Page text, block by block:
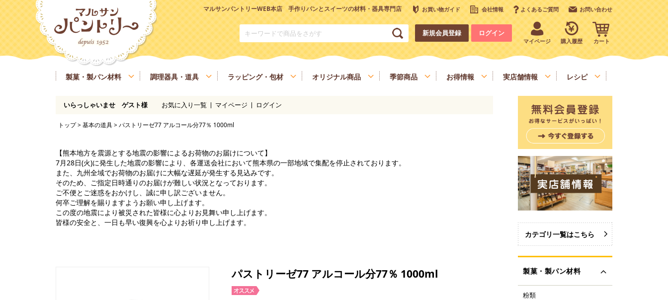
マルサンパントリーWEB本店 手作りパンとスイーツの材料・器具専門店 お買い物ガイド 会社情報 よくあるご質問 お問い合わせ
新規会員登録 ログイン
マイページ 購入履歴 カート
製菓・製パン材料
粉類 糖類 バター、油脂、乳製品、卵 チョコレート いも、栗、かぼちゃ、野菜類
イースト、酵母、発酵 凝固剤 お手軽食材
瀬戸内ご当地商品 マルサンパントリーオリジナル食材 健康を考える方へ
調理器具・道具
基本の道具 製菓・製パン用の焼き型、器具
ラッピング・包材
ラッピング、包材
オリジナル商品
マルサンパントリーオリジナル食材 マルサンパントリーオリジナル調理器具
季節商品
季節商品
お得情報
送料無料商品 業務用サイズ
実店舗情報
実店舗情報
レシピ
レシピ
いらっしゃいませ ゲスト様 お気に入り一覧 マイページ ログイン
トップ> 基本の道具> パストリーゼ77 アルコール分77％ 1000ml
【熊本地方を震源とする地震の影響によるお荷物のお届けについて】
7月28日(火)に発生した地震の影響により、各運送会社において熊本県の一部地域で集配を停止されております。
また、九州全域でお荷物のお届けに大幅な遅延が発生する見込みです。
そのため、ご指定日時通りのお届けが難しい状況となっております。
ご不便とご迷惑をおかけし、誠に申し訳ございません。
何卒ご理解を賜りますようお願い申し上げます。
この度の地震により被災された皆様に心よりお見舞い申し上げます。
皆様の安全と、一日も早い復興を心よりお祈り申し上げます。
パストリーゼ77 アルコール分77％ 1000ml
カテゴリ一覧はこちら
製菓・製パン材料
粉類